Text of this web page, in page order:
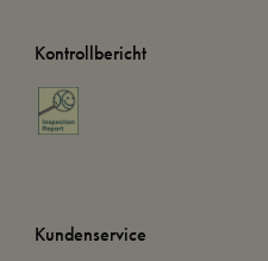
Kontrollbericht
Kundenservice